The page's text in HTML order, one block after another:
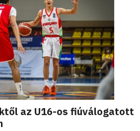
az U16-os fiúválogatott